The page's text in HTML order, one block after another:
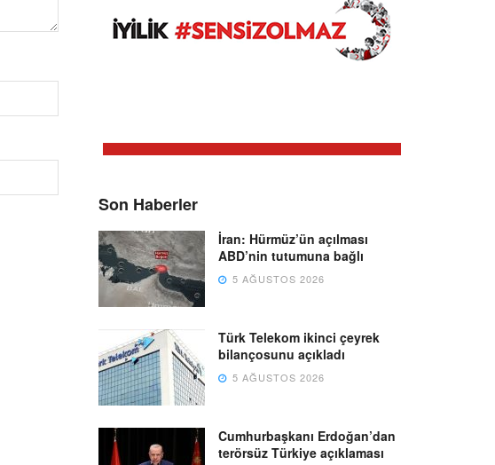
Son Haberler
İran: Hürmüz’ün açılması
ABD’nin tutumuna bağlı
5 AĞUSTOS 2026
Türk Telekom ikinci çeyrek
bilançosunu açıkladı
5 AĞUSTOS 2026
Cumhurbaşkanı Erdoğan’dan
terörsüz Türkiye açıklaması